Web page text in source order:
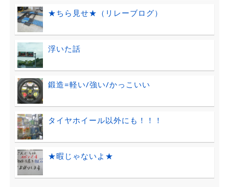
★ちら見せ★（リレーブログ）
浮いた話
鍛造=軽い/強い/かっこいい
タイヤホイール以外にも！！！
★暇じゃないよ★